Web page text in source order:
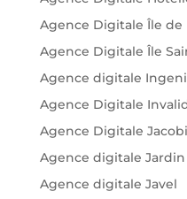
Agence Digitale Île de
Agence Digitale Île
Agence digitale
Agence Digitale
Agence Digitale
Agence digitale
Agence digitale Javel